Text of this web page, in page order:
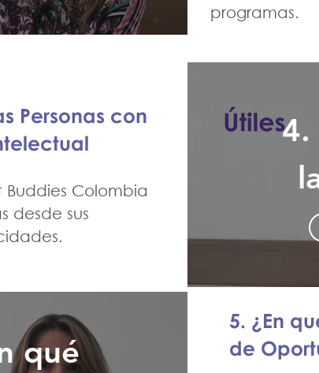
Personas con
Buddies Colombia
desde sus
qué
programas.
4.
5. ¿En
de